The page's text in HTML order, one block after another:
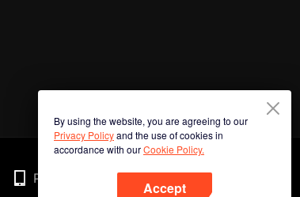
By using the website, you are agreeing to our
Privacy Policyand the use of cookies in
accordance with ourCookie Policy.
Accept
Phone